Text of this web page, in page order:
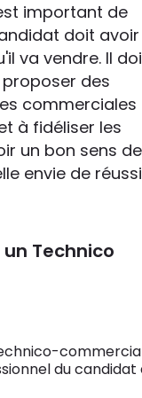
important de
doit
va vendre. Il
des
commerciales
à fidéliser les
un bon sens
envie de
Technico
du candidat